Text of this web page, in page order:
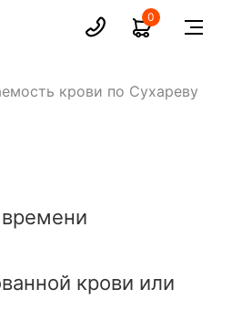
0
крови по Сухареву
крови или